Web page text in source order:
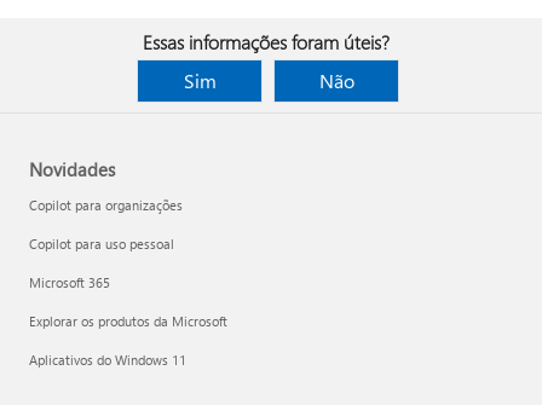
Essas informações foram úteis?
Sim
Não
Novidades
Copilot para organizações
Copilot para uso pessoal
Microsoft 365
Explorar os produtos da Microsoft
Aplicativos do Windows 11